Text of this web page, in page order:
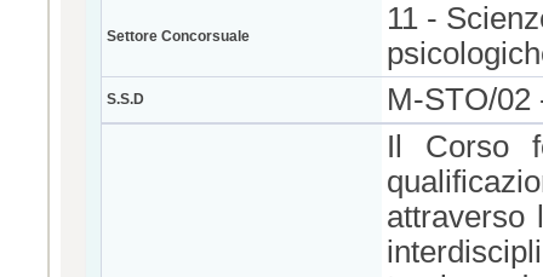
Settore Concorsuale
11 -
S.S.D M-STO/02
Il Corso
attraverso